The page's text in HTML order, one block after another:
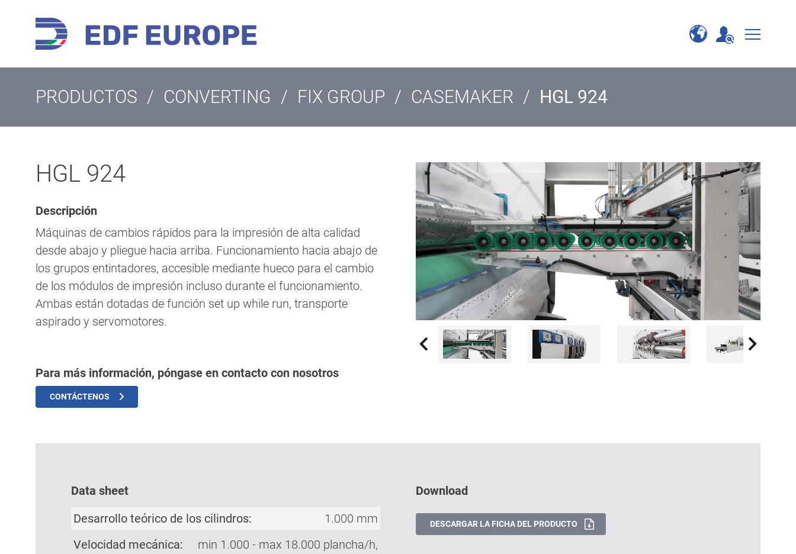
PRODUCTOS / CONVERTING / FIX GROUP / CASEMAKER / HGL 924
HGL 924
Descripción
Máquinas de cambios rápidos para la impresión de alta calidad
desde abajo y pliegue hacia arriba. Funcionamiento hacia abajo de
los grupos entintadores, accesible mediante hueco para el cambio
de los módulos de impresión incluso durante el funcionamiento.
Ambas están dotadas de función set up while run, transporte
aspirado y servomotores.
Para más información, póngase en contacto con nosotros
CONTÁCTENOS
Data sheet
Desarrollo teórico de los cilindros:
1.000 mm
Velocidad mecánica:
min 1.000 - max 18.000 plancha/h,
Download
DESCARGAR LA FICHA DEL PRODUCTO